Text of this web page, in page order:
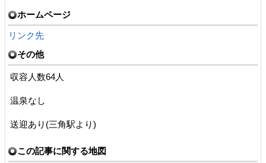
ホームページ
リンク先
その他
収容人数64人
温泉なし
送迎あり(三角駅より)
この記事に関する地図